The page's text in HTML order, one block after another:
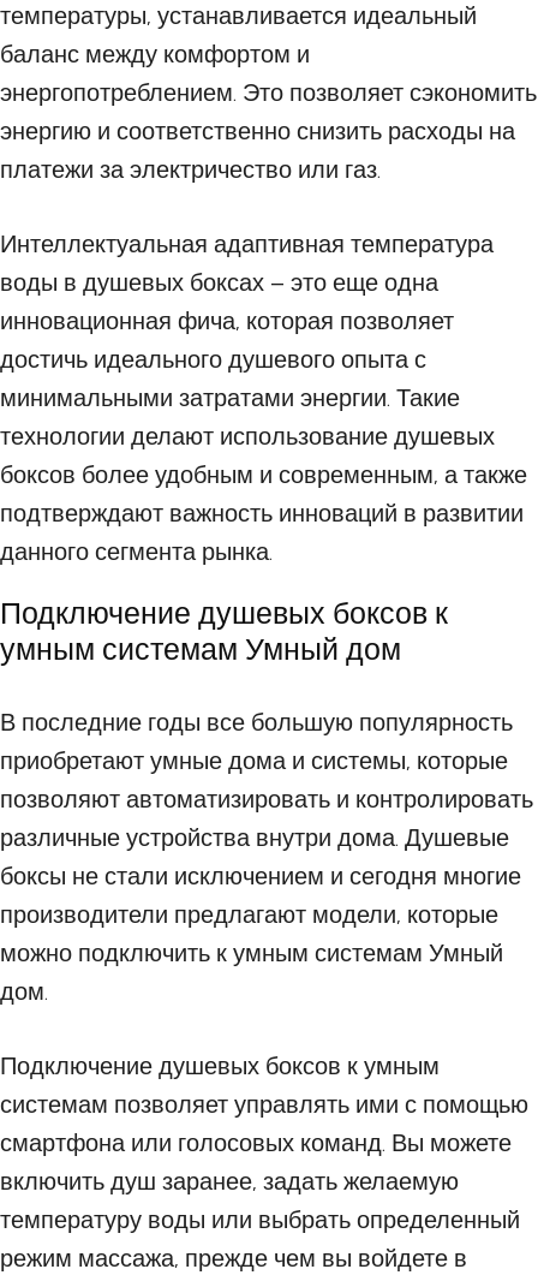
температуры, устанавливается идеальный
баланс между комфортом и
энергопотреблением. Это позволяет сэкономить
энергию и соответственно снизить расходы на
платежи за электричество или газ.
Интеллектуальная адаптивная температура
воды в душевых боксах – это еще одна
инновационная фича, которая позволяет
достичь идеального душевого опыта с
минимальными затратами энергии. Такие
технологии делают использование душевых
боксов более удобным и современным, а также
подтверждают важность инноваций в развитии
данного сегмента рынка.
Подключение душевых боксов к
умным системам Умный дом
В последние годы все большую популярность
приобретают умные дома и системы, которые
позволяют автоматизировать и контролировать
различные устройства внутри дома. Душевые
боксы не стали исключением и сегодня многие
производители предлагают модели, которые
можно подключить к умным системам Умный
дом.
Подключение душевых боксов к умным
системам позволяет управлять ими с помощью
смартфона или голосовых команд. Вы можете
включить душ заранее, задать желаемую
температуру воды или выбрать определенный
режим массажа, прежде чем вы войдете в